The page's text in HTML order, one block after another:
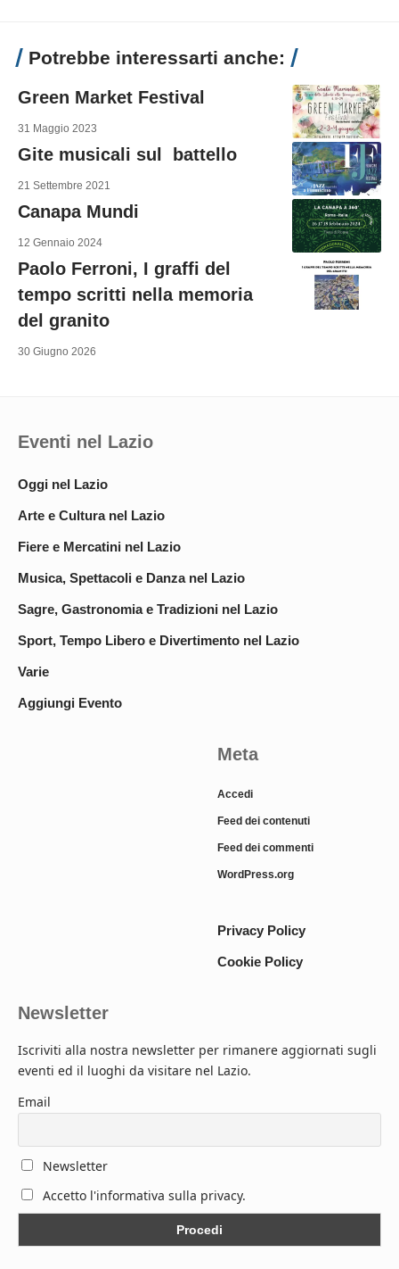
Potrebbe interessarti anche:
Green Market Festival
31 Maggio 2023
Gite musicali sul battello
21 Settembre 2021
Canapa Mundi
12 Gennaio 2024
Paolo Ferroni, I graffi del
tempo scritti nella memoria
del granito
30 Giugno 2026
Eventi nel Lazio
Oggi nel Lazio
Arte e Cultura nel Lazio
Fiere e Mercatini nel Lazio
Musica, Spettacoli e Danza nel Lazio
Sagre, Gastronomia e Tradizioni nel Lazio
Sport, Tempo Libero e Divertimento nel Lazio
Varie
Aggiungi Evento
Meta
Accedi
Feed dei contenuti
Feed dei commenti
WordPress.org
Privacy Policy
Cookie Policy
Newsletter
Iscriviti alla nostra newsletter per rimanere aggiornati sugli
eventi ed il luoghi da visitare nel Lazio.
Email
Newsletter
Accetto l'informativa sulla privacy.